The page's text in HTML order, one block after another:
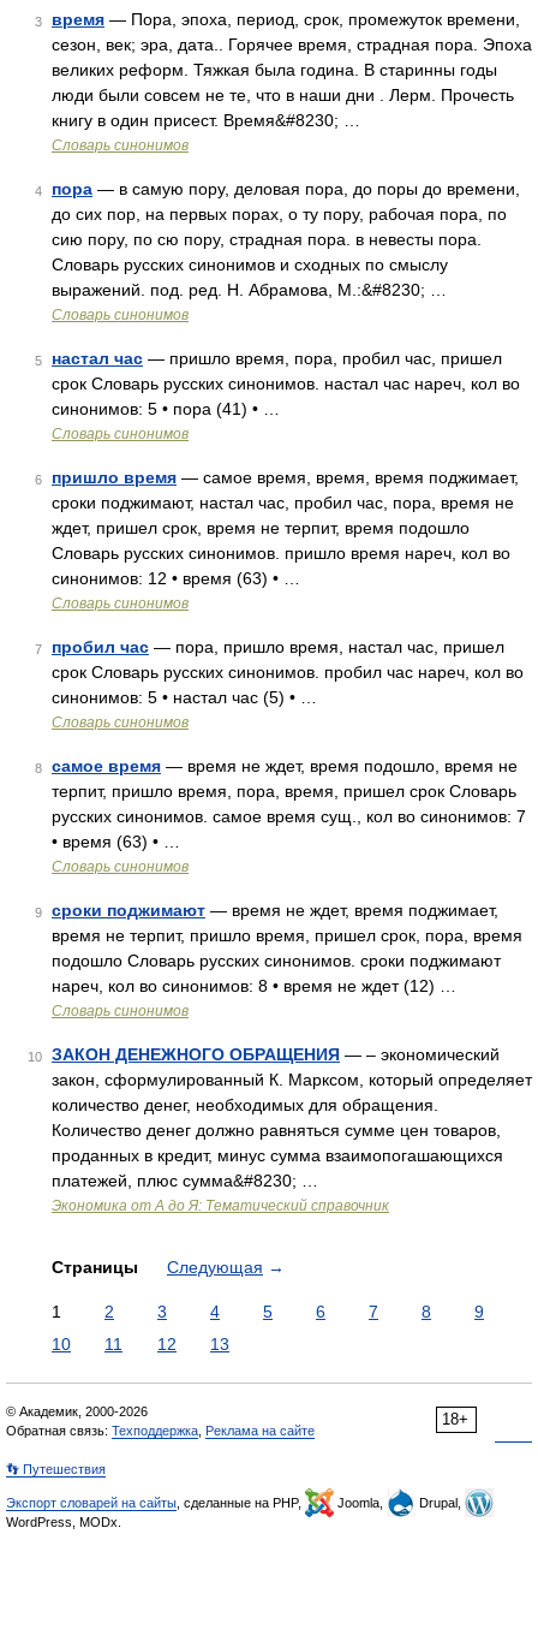
3 время — Пора, эпоха, период, срок, промежуток времени,
сезон, век; эра, дата.. Горячее время, страдная пора. Эпоха
великих реформ. Тяжкая была година. В старинны годы
люди были совсем не те, что в наши дни . Лерм. Прочесть
книгу в один присест. Время&#8230; …
Словарь синонимов
4 пора — в самую пору, деловая пора, до поры до времени,
до сих пор, на первых порах, о ту пору, рабочая пора, по
сию пору, по сю пору, страдная пора. в невесты пора.
Словарь русских синонимов и сходных по смыслу
выражений. под. ред. Н. Абрамова, М.:&#8230; …
Словарь синонимов
5 настал час — пришло время, пора, пробил час, пришел
срок Словарь русских синонимов. настал час нареч, кол во
синонимов: 5 • пора (41) • …
Словарь синонимов
6 пришло время — самое время, время, время поджимает,
сроки поджимают, настал час, пробил час, пора, время не
ждет, пришел срок, время не терпит, время подошло
Словарь русских синонимов. пришло время нареч, кол во
синонимов: 12 • время (63) • …
Словарь синонимов
7 пробил час — пора, пришло время, настал час, пришел
срок Словарь русских синонимов. пробил час нареч, кол во
синонимов: 5 • настал час (5) • …
Словарь синонимов
8 самое время — время не ждет, время подошло, время не
терпит, пришло время, пора, время, пришел срок Словарь
русских синонимов. самое время сущ., кол во синонимов: 7
• время (63) • …
Словарь синонимов
9 сроки поджимают — время не ждет, время поджимает,
время не терпит, пришло время, пришел срок, пора, время
подошло Словарь русских синонимов. сроки поджимают
нареч, кол во синонимов: 8 • время не ждет (12) …
Словарь синонимов
10 ЗАКОН ДЕНЕЖНОГО ОБРАЩЕНИЯ — – экономический
закон, сформулированный К. Марксом, который определяет
количество денег, необходимых для обращения.
Количество денег должно равняться сумме цен товаров,
проданных в кредит, минус сумма взаимопогашающихся
платежей, плюс сумма&#8230; …
Экономика от А до Я: Тематический справочник
Страницы Следующая →
1 2 3 4 5 6 7 8
9
10
11 12 13
18+
© Академик, 2000-2026
Обратная связь: Техподдержка Реклама на сайте
👣 Путешествия
Экспорт словарей на сайты , сделанные на PHP, Joomla,
Drupal,
WordPress, MODx.